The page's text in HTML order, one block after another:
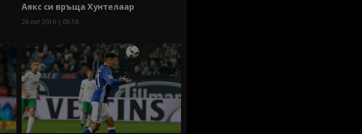
Аякс си връща Хунтелаар
26 окт 2016 | 05:18